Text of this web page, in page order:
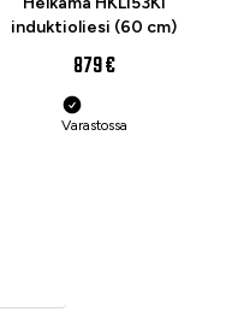
induktioliesi (60 cm)
879 €
Varastossa